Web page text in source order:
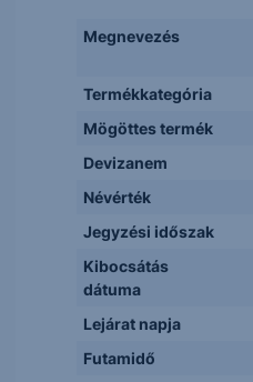
Megnevezés
Termékkategória
Mögöttes termék
Devizanem
Névérték
Jegyzési időszak
Kibocsátás
dátuma
Lejárat napja
Futamidő